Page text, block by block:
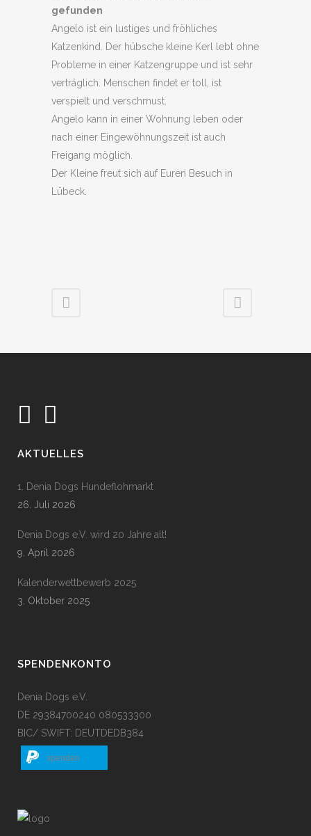
gefunden
Angelo ist ein lustiges und fröhliches
Katzenkind. Der hübsche kleine Kerl lebt ohne
Probleme in einer Katzengruppe und ist sehr
verträglich. Menschen findet er toll, ist
verspielt und verschmust.
Angelo kann in einer Wohnung leben oder
nach einer Eingewöhnungszeit ist auch
Freigang möglich.
Der Kleine freut sich auf Euren Besuch in
Lübeck.
AKTUELLES
1. Denia Dogs Hundeflohmarkt
26. Juli 2026
Denia Dogs e.V. wird 20 Jahre alt!
9. April 2026
Kalenderwettbewerb 2025
3. Oktober 2025
SPENDENKONTO
Denia Dogs e.V.
DE 29384700240 080533300
BIC/ SWIFT: DEUTDEDB384
spenden